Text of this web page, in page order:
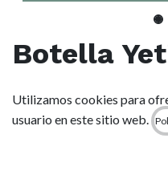
Botella
oz (769
Forest
Una botella a prueba de
Utilizamos cookies para
usuario en este sitio web.